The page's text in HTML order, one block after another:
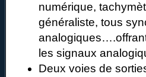
numérique,
généraliste, tous
les signaux
Deux voies de